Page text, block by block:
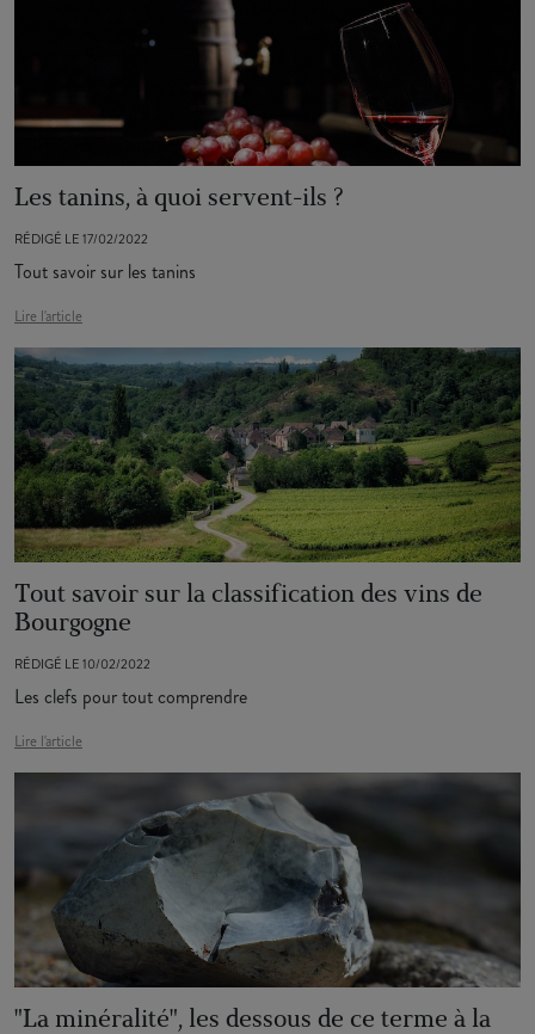
Les tanins, à quoi servent-ils ?
RÉDIGÉ LE 17/02/2022
Tout savoir sur les tanins
Lire l'article
Tout savoir sur la classification des vins de
Bourgogne
RÉDIGÉ LE 10/02/2022
Les clefs pour tout comprendre
Lire l'article
"La minéralité", les dessous de ce terme à la